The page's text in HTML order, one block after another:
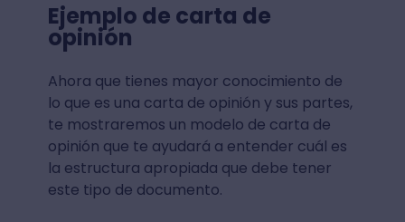
Ejemplo de carta de
opinión
Ahora que tienes mayor conocimiento de
lo que es una carta de opinión y sus partes,
te mostraremos un modelo de carta de
opinión que te ayudará a entender cuál es
la estructura apropiada que debe tener
este tipo de documento.